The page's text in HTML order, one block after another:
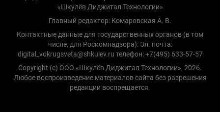
«Шкулёв Диджитал Технологии»
Главный редактор: Комаровская А. В.
Контактные данные для государственных органов (в том
числе, для Роскомнадзора): Эл. почта:
digital_vokrugsveta@shkulev.ru телефон: +7(495) 633-57-57
Copyright (с) ООО «Шкулёв Диджитал Технологии», 2026.
Любое воспроизведение материалов сайта без разрешения
редакции воспрещается.